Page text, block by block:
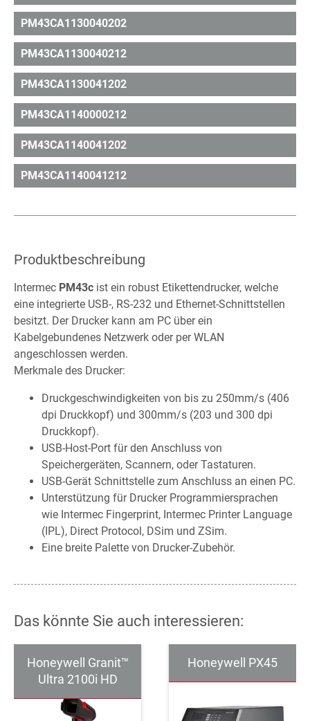
PM43CA1130040202
PM43CA1130040212
PM43CA1130041202
PM43CA1140000212
PM43CA1140041202
PM43CA1140041212
Produktbeschreibung
Intermec PM43c ist ein robust Etikettendrucker, welche
eine integrierte USB-, RS-232 und Ethernet-Schnittstellen
besitzt. Der Drucker kann am PC über ein
Kabelgebundenes Netzwerk oder per WLAN
angeschlossen werden.
Merkmale des Drucker:
Druckgeschwindigkeiten von bis zu 250mm/s (406
dpi Druckkopf) und 300mm/s (203 und 300 dpi
Druckkopf).
USB-Host-Port für den Anschluss von
Speichergeräten, Scannern, oder Tastaturen.
USB-Gerät Schnittstelle zum Anschluss an einen PC.
Unterstützung für Drucker Programmiersprachen
wie Intermec Fingerprint, Intermec Printer Language
(IPL), Direct Protocol, DSim und ZSim.
Eine breite Palette von Drucker-Zubehör.
Das könnte Sie auch interessieren:
Honeywell Granit™
Ultra 2100i HD
Honeywell PX45